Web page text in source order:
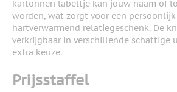
kartonnen labeltje kan jouw naam of
worden, wat zorgt voor een persoonlijk
hartverwarmend relatiegeschenk. De
verkrijgbaar in verschillende schattige
extra keuze.
Prijsstaffel